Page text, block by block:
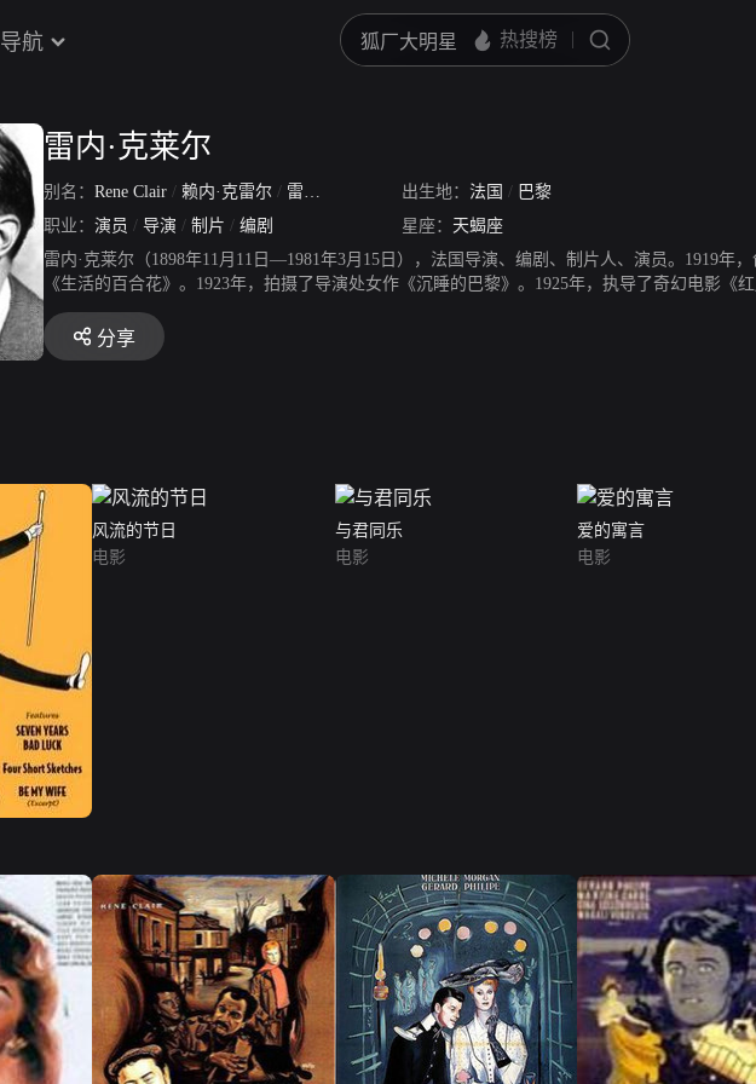
导航
雷内·克莱尔
别名： Rene Clair / 赖内·克雷尔 / 雷尼·克莱尔 雷纳·克莱尔 /雷内·修梅特
出生地： 法国 / 巴黎
职业： 演员 / 导演 / 制片 / 编剧 星座： 天蝎座
雷内·克莱尔（1898年11月11日—1981年3月15日），法国导演、编剧、制片人、演员。1919年
《生活的百合花》。1923年，拍摄了导演处女作《沉睡的巴黎》。1925年，执导了奇幻电影《
影《巴黎屋檐下》。1934年，执导了歌舞喜剧片《最后的亿万富翁》，该片获得了第1届莫斯
片《鬼魂西行》，该片获得了第4届威尼斯国际电影节墨索里尼杯提名。1941年4月25日，拍摄
1日，执导的悬疑惊悚电影《无人生还》上映，该片获得了第1届洛迦诺国际电影节最佳影片奖
分享
风流的节日
电影
与君同乐
电影
爱的寓言
电影